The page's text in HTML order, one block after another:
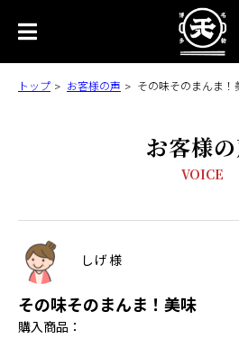
トップ お客様の声 その味そのまんま！
お客様
VOICE
しげ 様
その味そのまんま！美味
購入商品：